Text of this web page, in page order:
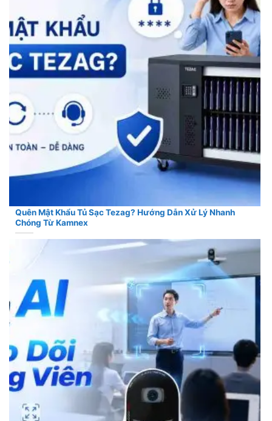
Quên Mật Khẩu Tủ Sạc Tezag? Hướng Dẫn Xử Lý Nhanh
Chóng Từ Kamnex